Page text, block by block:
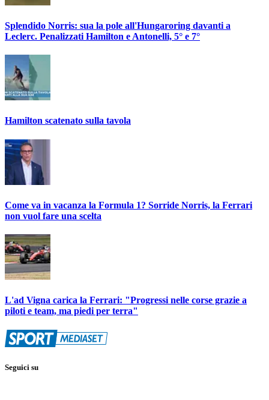
Splendido Norris: sua la pole all'Hungaroring davanti a
Leclerc. Penalizzati Hamilton e Antonelli, 5° e 7°
Hamilton scatenato sulla tavola
Come va in vacanza la Formula 1? Sorride Norris, la Ferrari
non vuol fare una scelta
L'ad Vigna carica la Ferrari: "Progressi nelle corse grazie a
piloti e team, ma piedi per terra"
Seguici su